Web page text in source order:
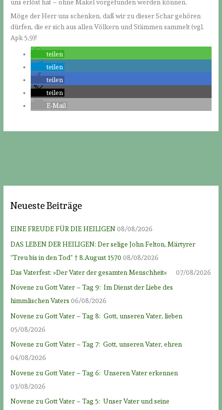
uns erlöst hat – ohne Makel vorgefunden werden können.
Möge der Herr uns schenken, daß wir zu dieser Schar gehören
dürfen, die er sich aus allen Völkern und Stämmen sammelt (vgl.
Apk 5,9)!
teilen
teilen
teilen
teilen
E-Mail
Neueste Beiträge
EINE FREUDE FÜR DIE HEILIGEN08/08/2026
DAS LEBEN DER HEILIGEN: Der selige John Felton, Märtyrer
“Treu bis in den Tod” † 8.August 1570 08/08/2026
Das Vaterfest: »Der Vater der gesamten Menschheit«
07/08/2026
Novene zu Gott Vater – Tag 9: Im Dienst der Liebe des
himmlischen Vaters 06/08/2026
Novene zu Gott Vater – Tag 8: Gott, unseren Vater, lieben
05/08/2026
Novene zu Gott Vater – Tag 7: Gott, unseren Vater, ehren
04/08/2026
Novene zu Gott Vater – Tag 6: Unseren Vater erkennen
03/08/2026
Novene zu Gott Vater – Tag 5: Unser Vater und seine